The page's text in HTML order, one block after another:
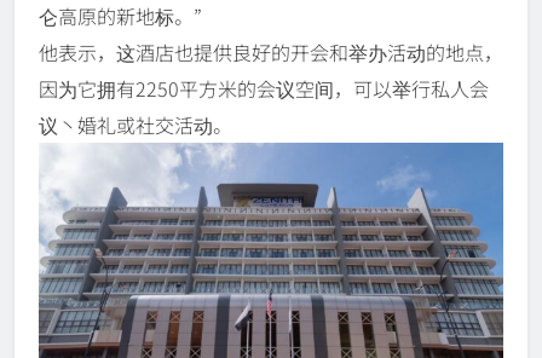
仑高原的新地标。”
他表示，这酒店也提供良好的开会和举办活动的地点，
因为它拥有2250平方米的会议空间，可以举行私人会
议丶婚礼或社交活动。